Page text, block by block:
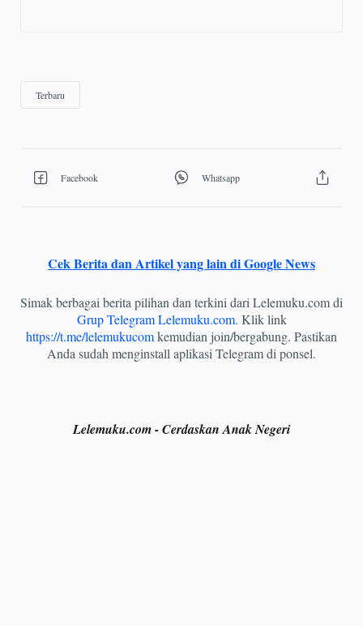
Cek Berita dan Artikel yang lain di Google News
Simak berbagai berita pilihan dan terkini dari Lelemuku.com di
Grup Telegram Lelemuku.com. Klik link
https://t.me/lelemukucomkemudian join/bergabung. Pastikan
Anda sudah menginstall aplikasi Telegram di ponsel.
Lelemuku.com - Cerdaskan Anak Negeri